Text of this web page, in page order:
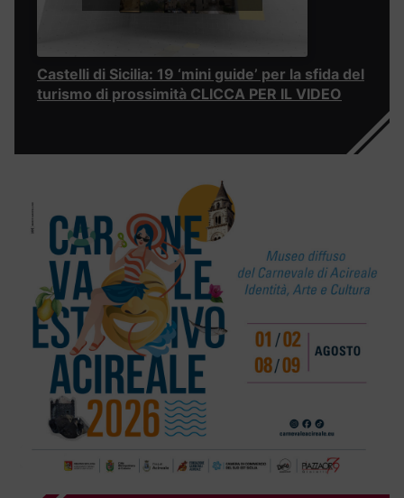
Castelli di Sicilia: 19 ‘mini guide’ per la sfida del
turismo di prossimità CLICCA PER IL VIDEO